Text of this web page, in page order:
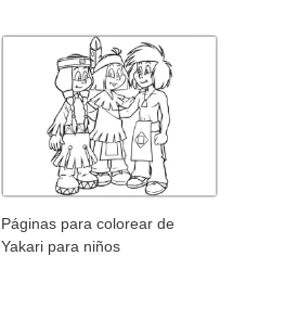
Páginas para colorear de
Yakari para niños